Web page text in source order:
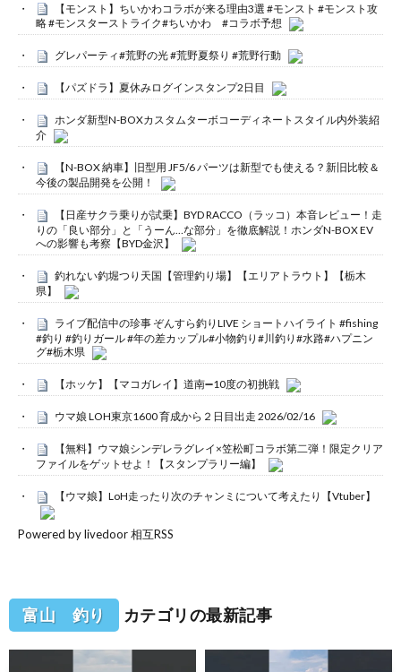
【モンスト】ちいかわコラボが来る理由3選 #モンスト #モンスト攻
略 #モンスターストライク#ちいかわ #コラボ予想
グレパーティ#荒野の光 #荒野夏祭り #荒野行動
【パズドラ】夏休みログインスタンプ2日目
ホンダ新型N-BOXカスタムターボコーディネートスタイル内外装紹
介
【N-BOX 納車】旧型用 JF5/6 パーツは新型でも使える？新旧比較＆
今後の製品開発を公開！
【日産サクラ乗りが試乗】BYD RACCO（ラッコ）本音レビュー！走
りの「良い部分」と「うーん…な部分」を徹底解説！ホンダN-BOX EV
への影響も考察【BYD金沢】
釣れない釣堀つり天国【管理釣り場】【エリアトラウト】【栃木
県】
ライブ配信中の珍事 ぞんすら釣りLIVE ショートハイライト #fishing
#釣り #釣りガール #年の差カップル#小物釣り#川釣り#水路#ハプニン
グ#栃木県
【ホッケ】【マコガレイ】道南➖10度の初挑戦
ウマ娘 LOH東京1600 育成から２日目出走 2026/02/16
【無料】ウマ娘シンデレラグレイ×笠松町コラボ第二弾！限定クリア
ファイルをゲットせよ！【スタンプラリー編】
【ウマ娘】LoH走ったり次のチャンミについて考えたり【Vtuber】
Powered by livedoor 相互RSS
富山 釣り カテゴリの最新記事